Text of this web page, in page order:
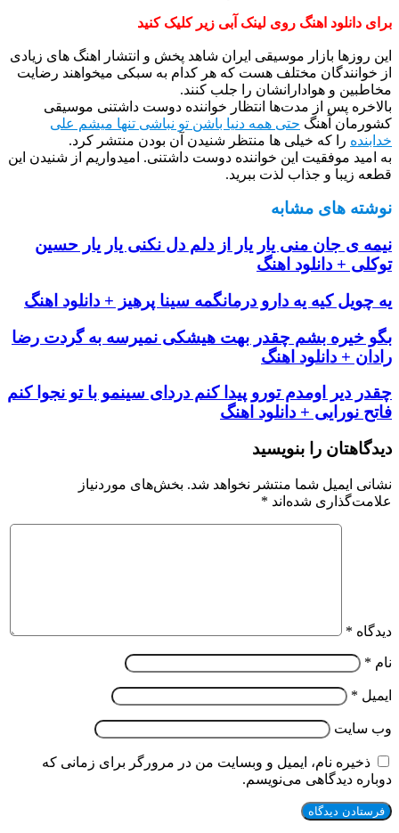
برای دانلود اهنگ روی لینک آبی زیر کلیک کنید
این روزها بازار موسیقی ایران شاهد پخش و انتشار اهنگ های زیادی
از خوانندگان مختلف هست که هر کدام به سبکی میخواهند رضایت
مخاطبین و هوادارانشان را جلب کنند.
بالاخره پس از مدت‌ها انتظار خواننده دوست داشتنی موسیقی
کشورمان آهنگ حتی همه دنیا باشن تو نباشی تنها میشم علی
خدابنده را که خیلی ها منتظر شنیدن آن بودن منتشر کرد.
به امید موفقیت این خواننده دوست داشتنی. امیدواریم از شنیدن این
قطعه زیبا و جذاب لذت ببرید.
نوشته های مشابه
نیمه ی جان منی یار یار از دلم دل نکنی یار یار حسین
توکلی + دانلود اهنگ
یه چویل کیه یه دارو درمانگمه سینا پرهیز + دانلود اهنگ
بگو‌ خیره‌ بشم‌ چقدر‌ بهت هیشکی نمیرسه به گردت رضا
رادان + دانلود اهنگ
چقدر دیر اومدم تورو پیدا کنم دردای سینمو با تو نجوا کنم
فاتح نورایی + دانلود اهنگ
دیدگاهتان را بنویسید
نشانی ایمیل شما منتشر نخواهد شد. بخش‌های موردنیاز
علامت‌گذاری شده‌اند *
دیدگاه *
نام *
ایمیل *
وب‌ سایت
ذخیره نام، ایمیل و وبسایت من در مرورگر برای زمانی که
دوباره دیدگاهی می‌نویسم.